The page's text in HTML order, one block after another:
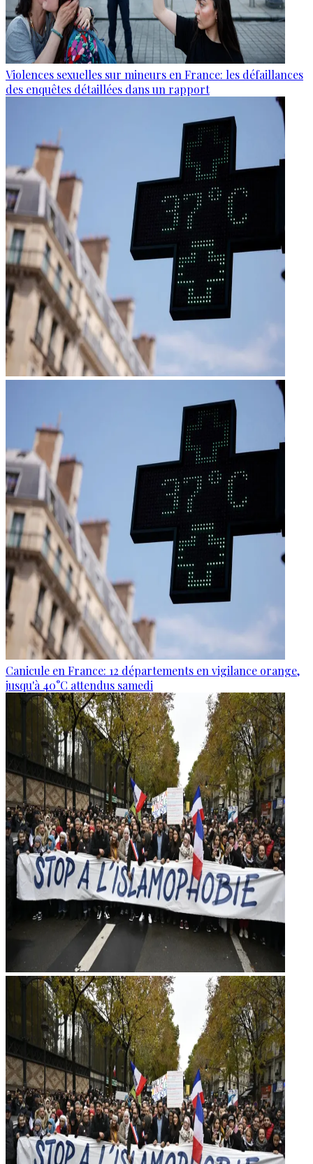
Violences sexuelles sur mineurs en France: les défaillances
des enquêtes détaillées dans un rapport
Canicule en France: 12 départements en vigilance orange,
jusqu'à 40°C attendus samedi